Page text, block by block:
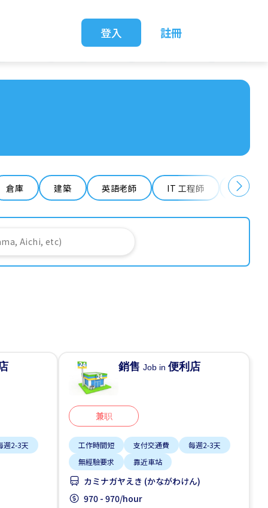
登入 註冊
倉庫 建築 英語老師 IT 工程師 清潔
週2-3天
銷售Job in便利店
兼职
工作時間短 支付交通費
每週2-3天
無經驗要求
靠近車站
カミナガヤえき (かながわけん)
970 - 970/hour